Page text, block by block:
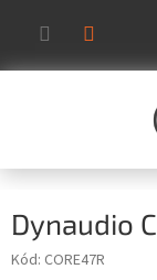
obsah
Dynaudio
Kód: CORE47R